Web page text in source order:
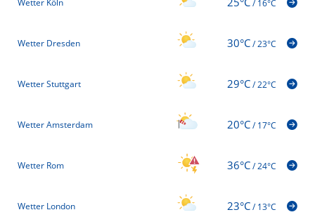
Wetter Köln /16°C
Wetter Dresden 30°C/23°C
Wetter Stuttgart 29°C/22°C
Wetter Amsterdam 20°C/17°C
Wetter Rom 36°C/24°C
Wetter London 23°C/13°C